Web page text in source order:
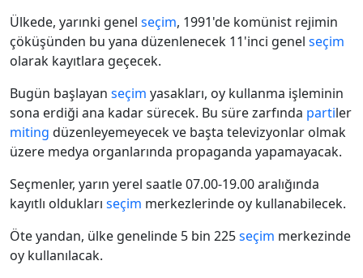
Ülkede, yarınki genel seçim, 1991'de komünist rejimin
çöküşünden bu yana düzenlenecek 11'inci genel seçim
olarak kayıtlara geçecek.
Bugün başlayan seçim yasakları, oy kullanma işleminin
sona erdiği ana kadar sürecek. Bu süre zarfında partiler
miting düzenleyemeyecek ve başta televizyonlar olmak
üzere medya organlarında propaganda yapamayacak.
Seçmenler, yarın yerel saatle 07.00-19.00 aralığında
kayıtlı oldukları seçim merkezlerinde oy kullanabilecek.
Öte yandan, ülke genelinde 5 bin 225seçim merkezinde
oy kullanılacak.